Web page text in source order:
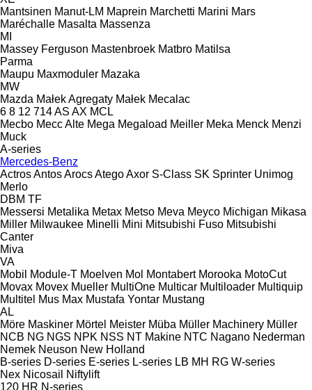
Mantsinen Manut-LM Maprein Marchetti Marini Mars
Maréchalle Masalta Massenza
MI
Massey Ferguson Mastenbroek Matbro Matilsa
Parma
Maupu Maxmoduler Mazaka
MW
Mazda Małek Agregaty Małek Mecalac
6 8 12 714AS AX MCL
Mecbo Mecc Alte Mega Megaload Meiller Meka Menck Menzi
Muck
A-series
Mercedes-Benz
ActrosAntosArocsAtegoAxor S-Class SK Sprinter Unimog
Merlo
DBM TF
Messersi Metalika Metax Metso Meva Meyco Michigan Mikasa
Miller Milwaukee Minelli Mini Mitsubishi Fuso Mitsubishi
Canter
Miva
VA
Mobil
Module-T Moelven Mol Montabert Morooka MotoCut
Movax Movex Mueller MultiOne Multicar Multiloader Multiquip
Multitel Mus Max Mustafa Yontar Mustang
AL
Möre Maskiner Mörtel Meister Müba Müller Machinery Müller
NCB NG NGS NPK NSS NT Makine NTC Nagano Nederman
Nemek Neuson New Holland
B-series D-series E-series L-series LB MH RG W-series
Nex Nicosail
Niftylift
120 HR N-series